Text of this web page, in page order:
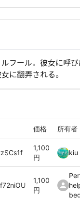
フール。彼女に呼
に翻弄される。
価格 所有者
1,100
円
kiu
1,100
円